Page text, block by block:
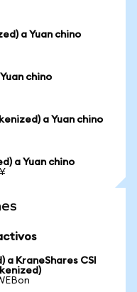
a Yuan chino
chino
a Yuan chino
a Yuan chino
KraneShares CSI